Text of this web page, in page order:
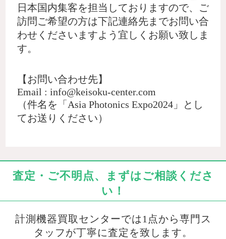
日本国内集客を担当しておりますので、ご
訪問ご希望の方は下記連絡先までお問い合
わせくださいますよう宜しくお願い致しま
す。
【お問い合わせ先】
Email : info@keisoku-center.com
（件名を「Asia Photonics Expo2024」とし
てお送りください）
査定・ご不明点、まずはご相談くださ
い！
計測機器買取センターでは1点から専門ス
タッフが丁寧に査定を致します。